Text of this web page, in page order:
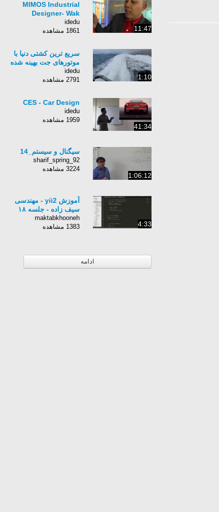
11:47
MIMOS Industrial
Designer- Wak
idedu
1861 مشاهده
1:10
سریع ترین کشتی دنیا با
موتورهای جت بهینه شده
idedu
2791 مشاهده
41:34
CES - Car Design
idedu
1959 مشاهده
1:06:12
سیگنال و سیستم_14
sharif_spring_92
3224 مشاهده
4:33
آموزش yii2 - مهندسی
سیف زاده - جلسه ١٨
maktabkhooneh
1383 مشاهده
ادامه